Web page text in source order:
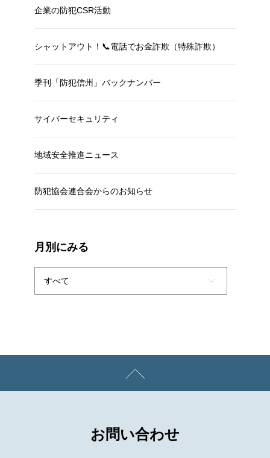
企業の防犯CSR活動
シャットアウト！📞電話でお金詐欺（特殊詐欺）
季刊「防犯信州」バックナンバー
サイバーセキュリティ
地域安全推進ニュース
防犯協会連合会からのお知らせ
月別にみる
お問い合わせ